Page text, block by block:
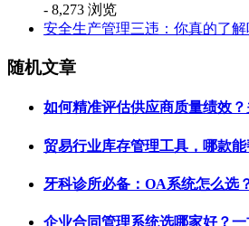
- 8,273 浏览
安全生产管理三违：你真的了解
随机文章
如何精准评估供应商质量绩效？
贸易行业库存管理工具，哪款
牙科诊所必备：OA系统怎么选
企业合同管理系统选哪家好？一